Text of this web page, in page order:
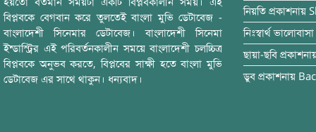
বিপ্লবকে বেগবান করে তুলতেই বাংলা মুভি ডেটাবেজ -
বাংলাদেশী সিনেমার ডেটাবেজ। বাংলাদেশী সিনেমা
ইন্ডাস্ট্রির এই পরিবর্তনকালীন সময়ে বাংলাদেশী চলচ্চিত্র
বিপ্লবকে অনুভব করতে, বিপ্লবের সাক্ষী হতে বাংলা মুভি
ডেটাবেজ এর সাথে থাকুন। ধন্যবাদ।
নিয়তি প্রকাশনায়
নিঃস্বার্থ ভালোবাসা
ছায়া-ছবি
ডুব প্রকাশনায়